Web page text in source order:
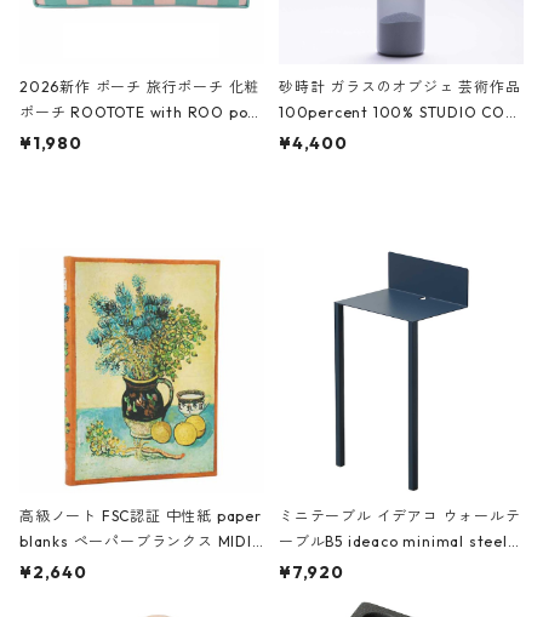
2026新作 ポーチ 旅行ポーチ 化粧
ポーチ ROOTOTE with ROO pou
ch 3532 ルートート WR.ポーチ.ラ
¥1,980
砂時計 ガラスのオブジェ 芸術作品
100percent 100% STUDIO COH
AKU Timeless 100パーセント ス
¥4,400
高級ノート FSC認証 中性紙 paper
blanks ペーパーブランクス MIDI
ハードカバー 罫線 ヴァン・ゴッホ
¥2,640
ミニテーブル イデアコ ウォールテ
ーブルB5 ideaco minimal steel f
urniture WALL Table B5 ネイビー
¥7,920